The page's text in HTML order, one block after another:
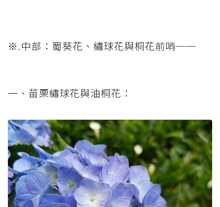
※.中部：蜀葵花、繡球花與桐花前哨──
一、苗栗繡球花與油桐花：